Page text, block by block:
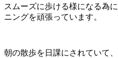
スムーズに歩ける様になる為
ニングを頑張っています。
朝の散歩を日課にされていて